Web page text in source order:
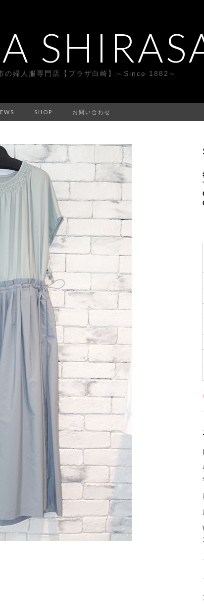
の婦人服専門店【プラザ白崎】～Since 1882～
SHOP お問い合わせ